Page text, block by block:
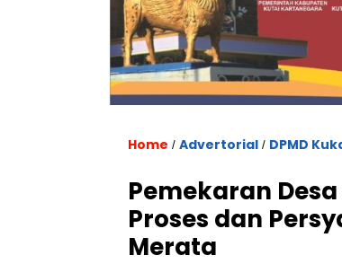
Home / Advertorial / DPMD
Pemekaran
Proses dan
Merata